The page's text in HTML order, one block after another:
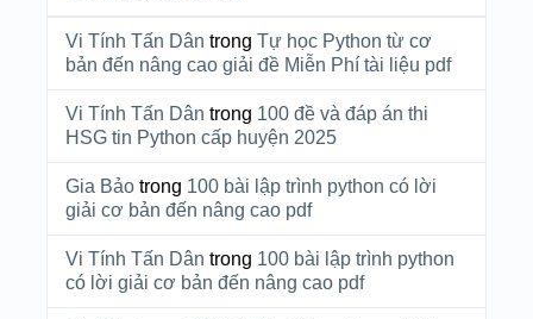
Vi Tính Tấn Dân trong Tự học Python từ cơ
bản đến nâng cao giải đề Miễn Phí tài liệu pdf
Vi Tính Tấn Dân trong 100 đề và đáp án thi
HSG tin Python cấp huyện 2025
Gia Bảotrong 100 bài lập trình python có lời
giải cơ bản đến nâng cao pdf
Vi Tính Tấn Dân trong 100 bài lập trình python
có lời giải cơ bản đến nâng cao pdf